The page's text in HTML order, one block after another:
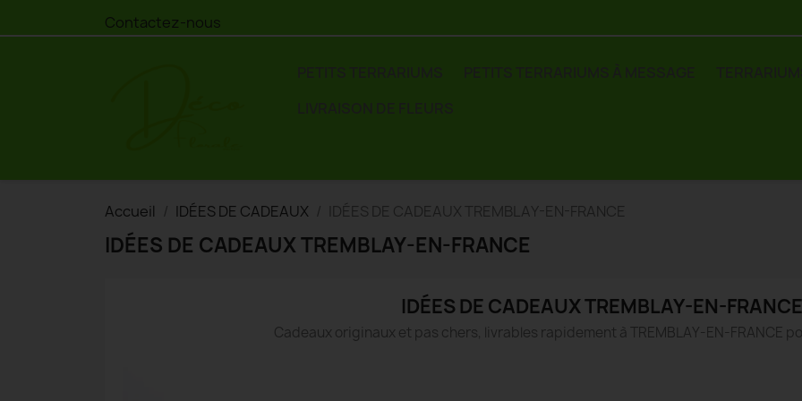
Contactez-nous
Accueil IDÉES DE CADEAUX IDÉES DE CADEAUX TREMBLAY-EN-FRANCE
IDÉES DE CADEAUX TREMBLAY-EN-FRANCE
IDÉES DE CADEAUX TREMBLAY-EN-FRANCE
Cadeaux originaux et pas chers, livrables rapidement à TREMBLAY-EN-FRANCE